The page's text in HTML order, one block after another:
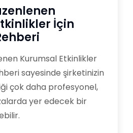
İçin
Kurumsal Etkinlikler
sayesinde şirketinizin
çok daha profesyonel,
yer edecek bir